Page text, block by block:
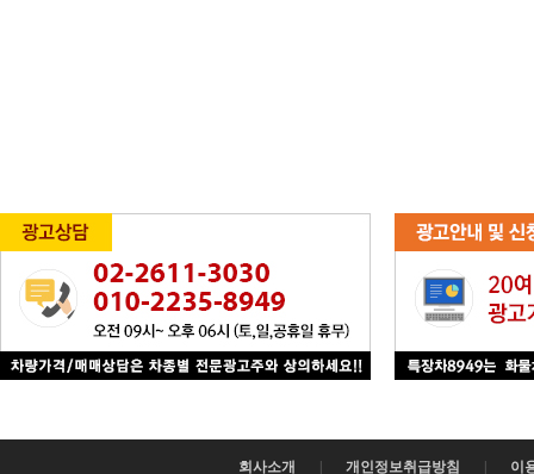
회사소개 개인정보취급방침 이